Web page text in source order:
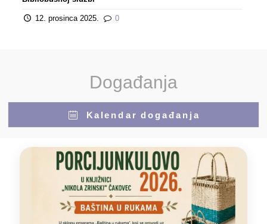
12. prosinca 2025. 0
Događanja
Kalendar događanja